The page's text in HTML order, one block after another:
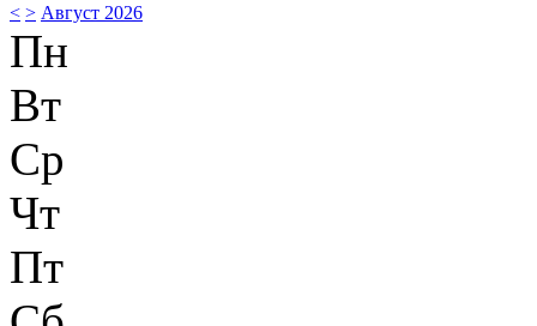
< > Август 2026
Пн
Вт
Ср
Чт
Пт